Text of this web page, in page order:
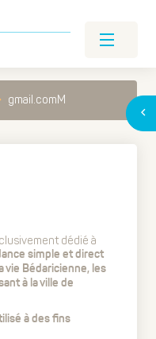
gmail.comM
dédié à
simple et direct
vie Bédaricienne, les
à la ville de
à des fins